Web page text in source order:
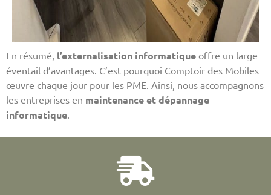
En résumé, l’externalisation informatique offre un large
éventail d’avantages. C’est pourquoi Comptoir des Mobiles
œuvre chaque jour pour les PME. Ainsi, nous accompagnons
les entreprises en maintenance et dépannage
informatique.